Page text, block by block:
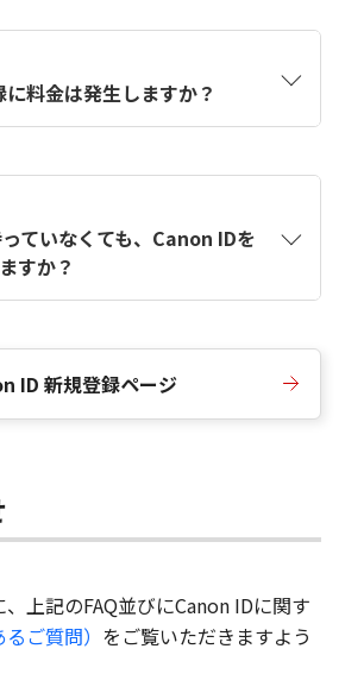
スから取得します。アカウントを
きるように、この情報を使用して
録フォームを入力します。
料金は発生しますか？
ていなくても、Canon IDを
すか？
ID 新規登録ページ
上記のFAQ並びにCanon IDに関す
ご質問） をご覧いただきますよう